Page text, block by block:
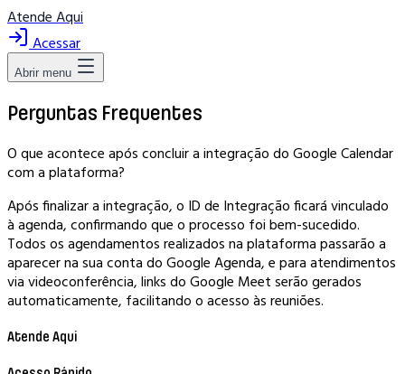
Atende Aqui
Acessar
Abrir menu
Perguntas Frequentes
O que acontece após concluir a integração do Google Calendar
com a plataforma?
Após finalizar a integração, o ID de Integração ficará vinculado
à agenda, confirmando que o processo foi bem-sucedido.
Todos os agendamentos realizados na plataforma passarão a
aparecer na sua conta do Google Agenda, e para atendimentos
via videoconferência, links do Google Meet serão gerados
automaticamente, facilitando o acesso às reuniões.
Atende Aqui